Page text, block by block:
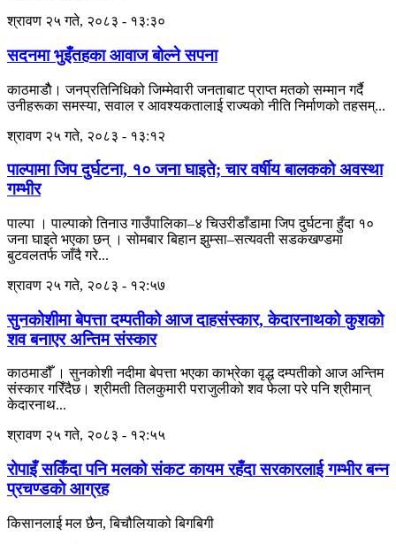
श्रावण २५ गते, २०८३ - १३:३०
सदनमा भुइँतहका आवाज बोल्ने सपना
काठमाडाैै‌‌‌‌‌‌‌‌‌‌‍‌‌‌‌‌। जनप्रतिनिधिको जिम्मेवारी जनताबाट प्राप्त मतको सम्मान गर्दै
उनीहरूका समस्या, सवाल र आवश्यकतालाई राज्यको नीति निर्माणको तहसम्...
श्रावण २५ गते, २०८३ - १३:१२
पाल्पामा जिप दुर्घटना, १० जना घाइते; चार वर्षीय बालकको अवस्था
गम्भीर
पाल्पा । पाल्पाको तिनाउ गाउँपालिका–४ चिउरीडाँडामा जिप दुर्घटना हुँदा १०
जना घाइते भएका छन् । सोमबार बिहान झुम्सा–सत्यवती सडकखण्डमा
बुटवलतर्फ जाँदै गरे...
श्रावण २५ गते, २०८३ - १२:५७
सुनकोशीमा बेपत्ता दम्पतीको आज दाहसंस्कार, केदारनाथको कुशको
शव बनाएर अन्तिम संस्कार
काठमाडौँ । सुनकोशी नदीमा बेपत्ता भएका काभ्रेका वृद्ध दम्पतीको आज अन्तिम
संस्कार गरिँदैछ। श्रीमती तिलकुमारी पराजुलीको शव फेला परे पनि श्रीमान्
केदारनाथ...
श्रावण २५ गते, २०८३ - १२:५५
रोपाइँ सकिँदा पनि मलको संकट कायम रहँदा सरकारलाई गम्भीर बन्न
प्रचण्डकाे आग्रह
किसानलाई मल छैन, बिचौलियाको बिगबिगी